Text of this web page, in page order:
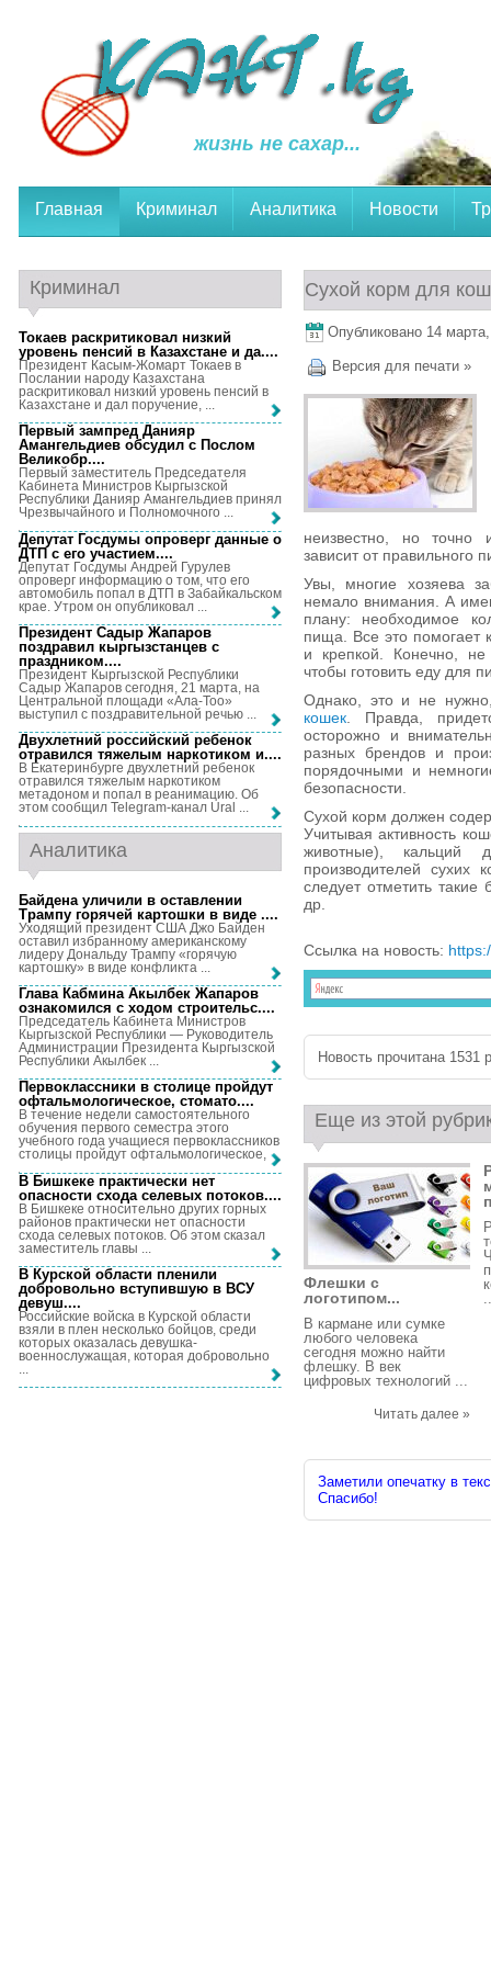
жизнь не сахар...
Главная Криминал Аналитика Новости
Сухой корм для
Опубликовано 14
Версия для печати »
неизвестно, но точно
зависит от правильного
Увы, многие хозяева
немало внимания. А
плану: необходимое
пища. Все это помогает
и крепкой. Конечно,
чтобы готовить еду для
Однако, это и не
кошек . Правда,
осторожно и
разных брендов и
порядочными и
безопасности.
Сухой корм должен
Учитывая активность
животные), кальций
производителей
следует отметить
др.
Ссылка на новость:
Новость прочитана 1531
Еще из этой
Флешки с
логотипом...
В кармане или сумке
любого человека
сегодня можно найти
флешку. В век
цифровых технологий ...
Читать далее »
Заметили опечатку в
Спасибо!
Криминал
Токаев раскритиковал низкий
уровень пенсий в Казахстане и да....
Президент Касым-Жомарт Токаев в
Послании народу Казахстана
раскритиковал низкий уровень пенсий в
Казахстане и дал поручение, ...
Первый зампред Данияр
Амангельдиев обсудил с Послом
Великобр....
Первый заместитель Председателя
Кабинета Министров Кыргызской
Республики Данияр Амангельдиев принял
Чрезвычайного и Полномочного ...
Депутат Госдумы опроверг данные о
ДТП с его участием....
Депутат Госдумы Андрей Гурулев
опроверг информацию о том, что его
автомобиль попал в ДТП в Забайкальском
крае. Утром он опубликовал ...
Президент Садыр Жапаров
поздравил кыргызстанцев с
праздником....
Президент Кыргызской Республики
Садыр Жапаров сегодня, 21 марта, на
Центральной площади «Ала-Тоо»
выступил с поздравительной речью ...
Двухлетний российский ребенок
отравился тяжелым наркотиком и....
В Екатеринбурге двухлетний ребенок
отравился тяжелым наркотиком
метадоном и попал в реанимацию. Об
этом сообщил Telegram-канал Ural ...
Аналитика
Байдена уличили в оставлении
Трампу горячей картошки в виде ....
Уходящий президент США Джо Байден
оставил избранному американскому
лидеру Дональду Трампу «горячую
картошку» в виде конфликта ...
Глава Кабмина Акылбек Жапаров
ознакомился с ходом строительс....
Председатель Кабинета Министров
Кыргызской Республики — Руководитель
Администрации Президента Кыргызской
Республики Акылбек ...
Первоклассники в столице пройдут
офтальмологическое, стомато....
В течение недели самостоятельного
обучения первого семестра этого
учебного года учащиеся первоклассников
столицы пройдут офтальмологическое, ...
В Бишкеке практически нет
опасности схода селевых потоков....
В Бишкеке относительно других горных
районов практически нет опасности
схода селевых потоков. Об этом сказал
заместитель главы ...
В Курской области пленили
добровольно вступившую в ВСУ
девуш....
Российские войска в Курской области
взяли в плен несколько бойцов, среди
которых оказалась девушка-
военнослужащая, которая добровольно
...